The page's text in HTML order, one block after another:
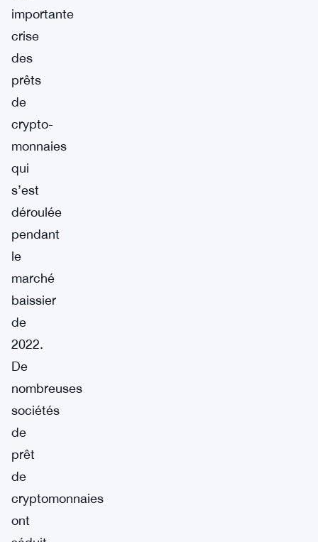
importante
crise
des
prêts
de
crypto-
monnaies
qui
s’est
déroulée
pendant
le
marché
baissier
de
2022.
De
nombreuses
sociétés
de
prêt
de
cryptomonnaies
ont